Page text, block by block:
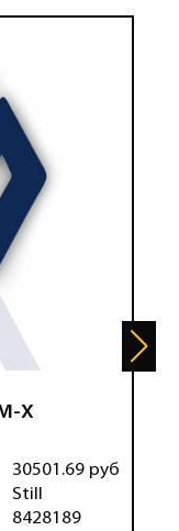
X
30501.69 руб
Still
8428189